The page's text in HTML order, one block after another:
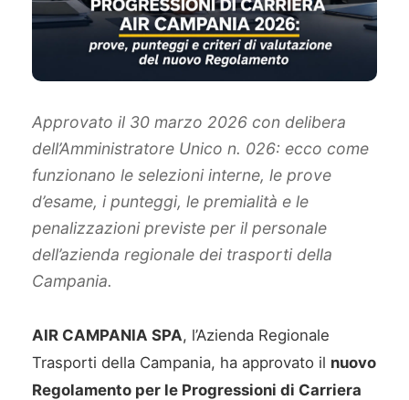
Approvato il 30 marzo 2026 con delibera
dell’Amministratore Unico n. 026: ecco come
funzionano le selezioni interne, le prove
d’esame, i punteggi, le premialità e le
penalizzazioni previste per il personale
dell’azienda regionale dei trasporti della
Campania.
AIR CAMPANIA SPA, l’Azienda Regionale
Trasporti della Campania, ha approvato il nuovo
Regolamento per le Progressioni di Carriera